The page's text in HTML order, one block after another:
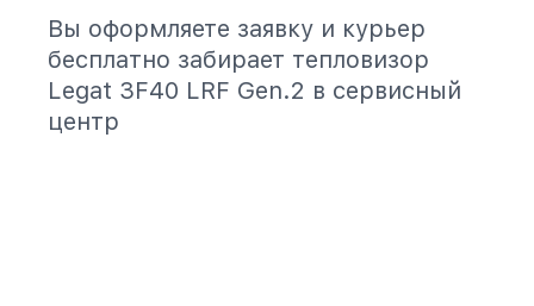
Вы оформляете заявку и курьер
бесплатно забирает тепловизор
Legat 3F40 LRF Gen.2 в сервисный
центр